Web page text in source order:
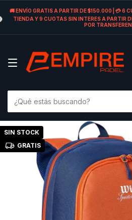
🚚 ENVÍO GRATIS A PARTIR DE $150.000 | 💳 6
TIENDA Y 9 CUOTAS SIN INTERES A PARTIR
POR
SIN STOCK
GRATIS